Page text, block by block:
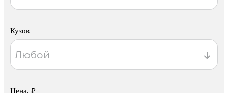
Кузов
Цена, ₽